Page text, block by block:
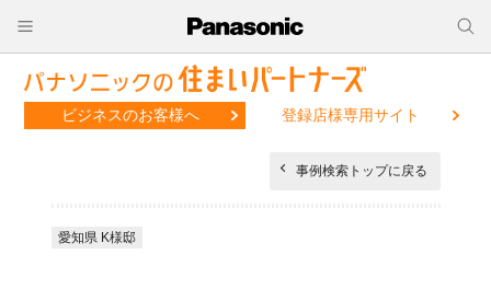
ビジネスのお客様へ 登録店様専用サイト
事例検索トップに戻る
愛知県 K様邸